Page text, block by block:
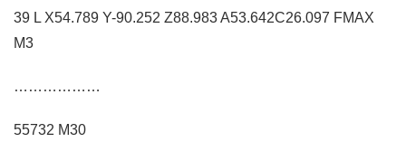
39 L X54.789 Y-90.252 Z88.983 A53.642C26.097 FMAX
M3
………………
55732 M30